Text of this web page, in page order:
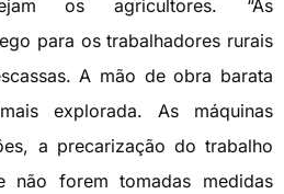
os agricultores. “As
para os trabalhadores rurais
A mão de obra barata
explorada. As máquinas
a precarização do trabalho
não forem tomadas medidas